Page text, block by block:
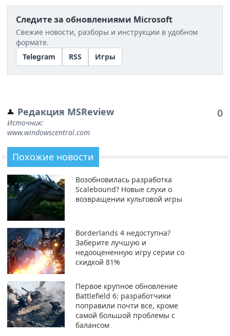
Следите за обновлениями Microsoft
Свежие новости, разборы и инструкции в удобном
формате.
Telegram
RSS Игры
Редакция MSReview
Источник:
www.windowscentral.com
0
Похожие новости
Возобновилась разработка
Scalebound? Новые слухи о
возвращении культовой игры
Borderlands 4 недоступна?
Заберите лучшую и
недооцененную игру серии со
скидкой 81%
Первое крупное обновление
Battlefield 6: разработчики
поправили почти все, кроме
самой большой проблемы с
балансом